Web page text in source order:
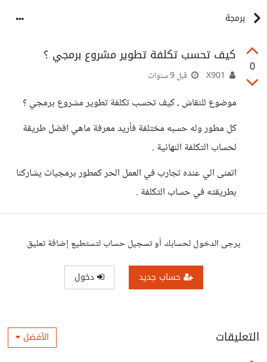
برمجة
0
كيف تحسب تكلفة تطوير مشروع برمجي ؟
قبل 9 سنوات
موضوع للنقاش ، كيف تحسب تكلفة تطوير مشروع برمجي ؟
كل مطور وله حسبه مختلفة فأريد معرفة ماهي افضل طريقة
لحساب التكلفة النهائية .
اتمنى الي عنده تجارب في العمل الحر كمطور برمجيات يشاركنا
بطريقته في حساب التكلفة .
يرجى الدخول لحسابك أو تسجيل حساب لتستطيع إضافة تعليق
حساب جديد دخول
التعليقات الأفضل